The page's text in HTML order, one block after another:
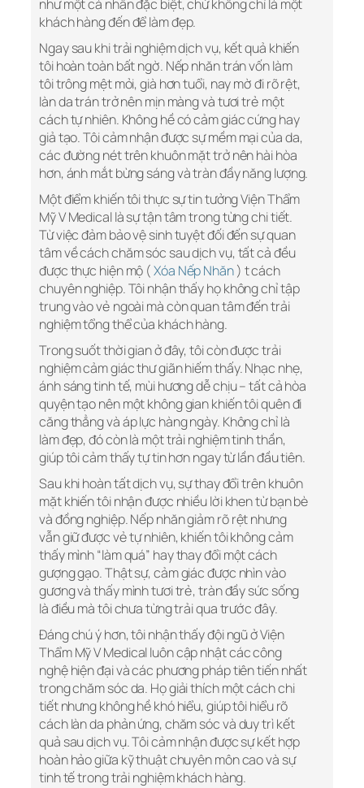
như một cá nhân đặc biệt, chứ không chỉ là một
khách hàng đến để làm đẹp.
Ngay sau khi trải nghiệm dịch vụ, kết quả khiến
tôi hoàn toàn bất ngờ. Nếp nhăn trán vốn làm
tôi trông mệt mỏi, già hơn tuổi, nay mờ đi rõ rệt,
làn da trán trở nên mịn màng và tươi trẻ một
cách tự nhiên. Không hề có cảm giác cứng hay
giả tạo. Tôi cảm nhận được sự mềm mại của da,
các đường nét trên khuôn mặt trở nên hài hòa
hơn, ánh mắt bừng sáng và tràn đầy năng lượng.
Một điểm khiến tôi thực sự tin tưởng Viện Thẩm
Mỹ V Medical là sự tận tâm trong từng chi tiết.
Từ việc đảm bảo vệ sinh tuyệt đối đến sự quan
tâm về cách chăm sóc sau dịch vụ, tất cả đều
được thực hiện mộ (Xóa Nếp Nhăn) t cách
chuyên nghiệp. Tôi nhận thấy họ không chỉ tập
trung vào vẻ ngoài mà còn quan tâm đến trải
nghiệm tổng thể của khách hàng.
Trong suốt thời gian ở đây, tôi còn được trải
nghiệm cảm giác thư giãn hiếm thấy. Nhạc nhẹ,
ánh sáng tinh tế, mùi hương dễ chịu – tất cả hòa
quyện tạo nên một không gian khiến tôi quên đi
căng thẳng và áp lực hàng ngày. Không chỉ là
làm đẹp, đó còn là một trải nghiệm tinh thần,
giúp tôi cảm thấy tự tin hơn ngay từ lần đầu tiên.
Sau khi hoàn tất dịch vụ, sự thay đổi trên khuôn
mặt khiến tôi nhận được nhiều lời khen từ bạn bè
và đồng nghiệp. Nếp nhăn giảm rõ rệt nhưng
vẫn giữ được vẻ tự nhiên, khiến tôi không cảm
thấy mình “làm quá” hay thay đổi một cách
gượng gạo. Thật sự, cảm giác được nhìn vào
gương và thấy mình tươi trẻ, tràn đầy sức sống
là điều mà tôi chưa từng trải qua trước đây.
Đáng chú ý hơn, tôi nhận thấy đội ngũ ở Viện
Thẩm Mỹ V Medical luôn cập nhật các công
nghệ hiện đại và các phương pháp tiên tiến nhất
trong chăm sóc da. Họ giải thích một cách chi
tiết nhưng không hề khó hiểu, giúp tôi hiểu rõ
cách làn da phản ứng, chăm sóc và duy trì kết
quả sau dịch vụ. Tôi cảm nhận được sự kết hợp
hoàn hảo giữa kỹ thuật chuyên môn cao và sự
tinh tế trong trải nghiệm khách hàng.